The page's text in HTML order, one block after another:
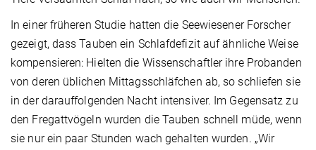
In einer früheren Studie hatten die Seewiesener Forscher
gezeigt, dass Tauben ein Schlafdefizit auf ähnliche Weise
kompensieren: Hielten die Wissenschaftler ihre Probanden
von deren üblichen Mittagsschläfchen ab, so schliefen sie
in der darauffolgenden Nacht intensiver. Im Gegensatz zu
den Fregattvögeln wurden die Tauben schnell müde, wenn
sie nur ein paar Stunden wach gehalten wurden. „Wir